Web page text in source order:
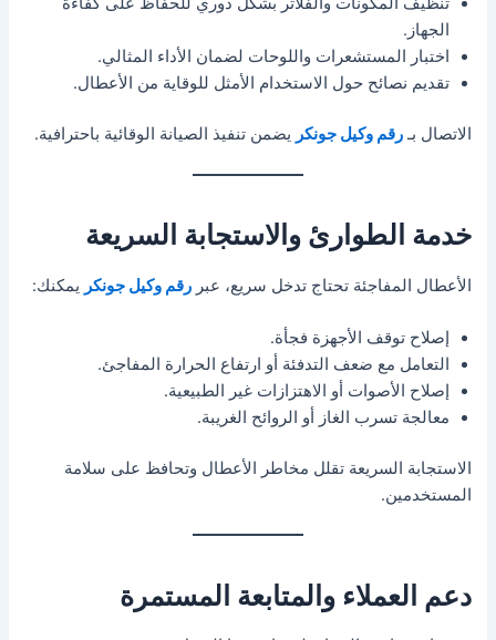
الجهاز.
اختبار المستشعرات واللوحات لضمان الأداء المثالي.
تقديم نصائح حول الاستخدام الأمثل للوقاية من الأعطال.
الاتصال بـرقم وكيل جونكر يضمن تنفيذ الصيانة الوقائية باحترافية.
خدمة الطوارئ والاستجابة السريعة
الأعطال المفاجئة تحتاج تدخل سريع، عبررقم وكيل جونكر يمكنك:
إصلاح توقف الأجهزة فجأة.
التعامل مع ضعف التدفئة أو ارتفاع الحرارة المفاجئ.
إصلاح الأصوات أو الاهتزازات غير الطبيعية.
معالجة تسرب الغاز أو الروائح الغريبة.
الاستجابة السريعة تقلل مخاطر الأعطال وتحافظ على سلامة
المستخدمين.
دعم العملاء والمتابعة المستمرة